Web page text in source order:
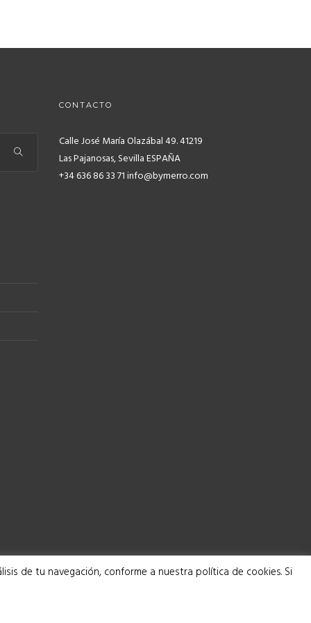
CONTACTO
Calle José María Olazábal 49. 41219
Las Pajanosas, Sevilla ESPAÑA
+34 636 86 33 71 info@bymerro.com
de tu navegación, conforme a nuestra política de cookies. Si